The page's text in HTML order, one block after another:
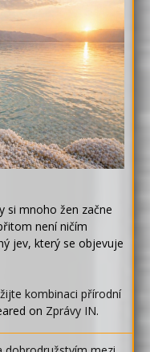
si mnoho žen začne
není ničím
jev, který se objevuje
kombinaci přírodní
on Zprávy IN.